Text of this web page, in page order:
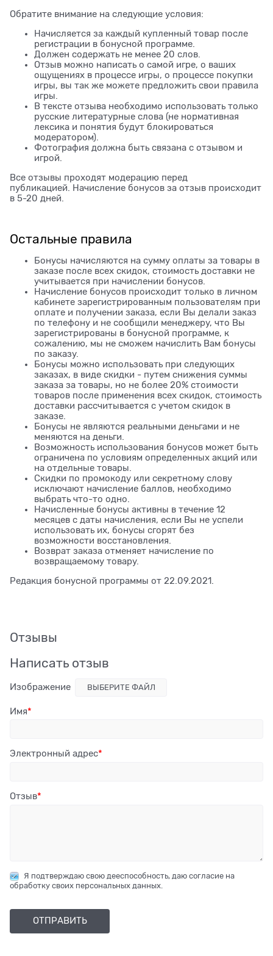
Обратите внимание на следующие условия:
Начисляется за каждый купленный товар после
регистрации в бонусной программе.
Должен содержать не менее 20 слов.
Отзыв можно написать о самой игре, о ваших
ощущениях в процессе игры, о процессе покупки
игры, вы так же можете предложить свои правила
игры.
В тексте отзыва необходимо использовать только
русские литературные слова (не нормативная
лексика и понятия будут блокироваться
модератором).
Фотография должна быть связана с отзывом и
игрой.
Все отзывы проходят модерацию перед
публикацией. Начисление бонусов за отзыв происходит
в 5-20 дней.
Остальные правила
Бонусы начисляются на сумму оплаты за товары в
заказе после всех скидок, стоимость доставки не
учитывается при начислении бонусов.
Начисление бонусов происходит только в личном
кабинете зарегистрированным пользователям при
оплате и получении заказа, если Вы делали заказ
по телефону и не сообщили менеджеру, что Вы
зарегистрированы в бонусной программе, к
сожалению, мы не сможем начислить Вам бонусы
по заказу.
Бонусы можно использовать при следующих
заказах, в виде скидки - путем снижения суммы
заказа за товары, но не более 20% стоимости
товаров после применения всех скидок, стоимость
доставки рассчитывается с учетом скидок в
заказе.
Бонусы не являются реальными деньгами и не
меняются на деньги.
Возможность использования бонусов может быть
ограничена по условиям определенных акций или
на отдельные товары.
Скидки по промокоду или секретному слову
исключают начисление баллов, необходимо
выбрать что-то одно.
Начисленные бонусы активны в течение 12
месяцев с даты начисления, если Вы не успели
использовать их, бонусы сгорят без
возможности восстановления.
Возврат заказа отменяет начисление по
возвращаемому товару.
Редакция бонусной программы от 22.09.2021.
Отзывы
Написать отзыв
Изображение ВЫБЕРИТЕ ФАЙЛ
Имя
Электронный адрес
Отзыв
Я подтверждаю свою дееспособность, даю согласие на
обработку своих персональных данных.